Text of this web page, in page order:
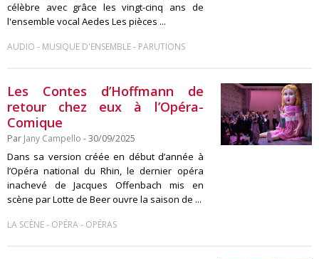
célèbre avec grâce les vingt-cinq ans de
l'ensemble vocal Aedes Les pièces ...
AUDIO - MUSIQUE D'ENSEMBLE- PARUTIONS
Les Contes d’Hoffmann de
retour chez eux à l’Opéra-
Comique
Par Jany Campello - 30/09/2025
Dans sa version créée en début d’année à
l’Opéra national du Rhin, le dernier opéra
inachevé de Jacques Offenbach mis en
scène par Lotte de Beer ouvre la saison de ...
LA SCÈNE- OPÉRA- OPÉRAS